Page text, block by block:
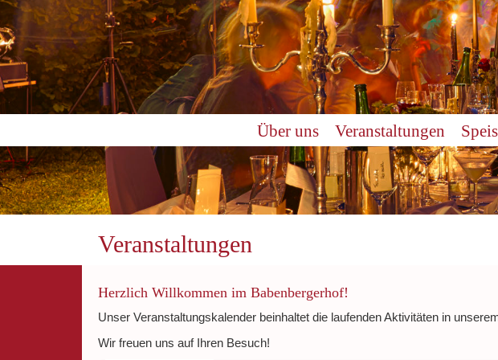
Über uns Veranstaltungen
Veranstaltungen
Herzlich Willkommen im Babenbergerhof!
Unser Veranstaltungskalender beinhaltet die laufenden Aktivitäten in
Wir freuen uns auf Ihren Besuch!
0:00
2:00
5:00